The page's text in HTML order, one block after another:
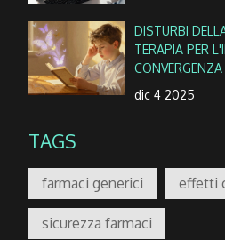
DISTURBI
TERAPIA PER
CONVERGENZA
dic 4 2025
TAGS
farmaci generici effetti
sicurezza farmaci